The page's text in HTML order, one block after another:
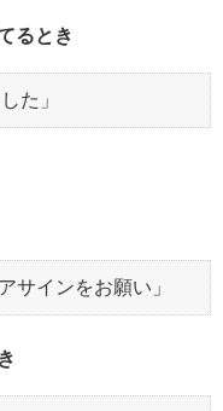
るとき
た」
サインをお願い」